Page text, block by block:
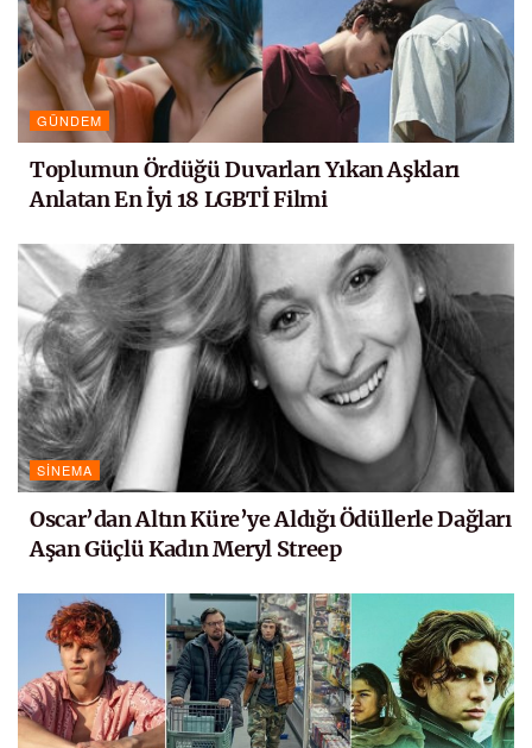
GÜNDEM
Toplumun Ördüğü Duvarları Yıkan Aşkları
Anlatan En İyi 18 LGBTİ Filmi
SINEMA
Oscar’dan Altın Küre’ye Aldığı Ödüllerle Dağları
Aşan Güçlü Kadın Meryl Streep